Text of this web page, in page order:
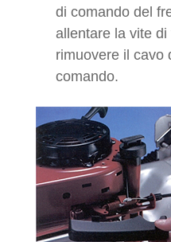
di comando del
allentare la vite
rimuovere il cavo
comando.